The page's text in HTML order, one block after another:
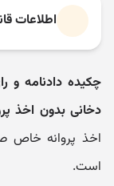
اطلاعات
چکیده دادنامه و
دخانی بدون اخذ
اخذ پروانه خاص
است.